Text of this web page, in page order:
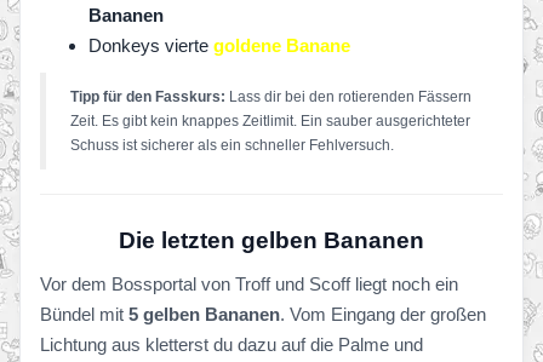
Bananen
Donkeys vierte goldene Banane
Tipp für den Fasskurs: Lass dir bei den rotierenden Fässern
Zeit. Es gibt kein knappes Zeitlimit. Ein sauber ausgerichteter
Schuss ist sicherer als ein schneller Fehlversuch.
Die letzten gelben Bananen
Vor dem Bossportal von Troff und Scoff liegt noch ein
Bündel mit 5 gelben Bananen. Vom Eingang der großen
Lichtung aus kletterst du dazu auf die Palme und